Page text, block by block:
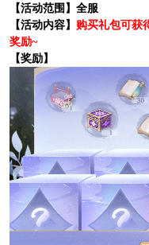
【活动范围】全服
【活动内容】 购买礼包可获
奖励~
【奖励】